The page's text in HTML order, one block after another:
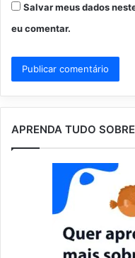
Salvar meus dados
eu comentar.
APRENDA TUDO